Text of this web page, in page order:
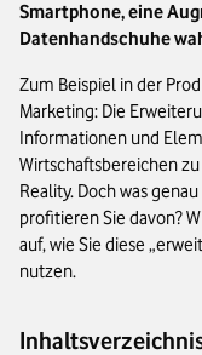
Smartphone, eine
Datenhandschuhe
Zum Beispiel in der
Marketing: Die
Informationen und
Wirtschaftsbereichen
Reality. Doch was
profitieren Sie davon?
auf, wie Sie diese
nutzen.